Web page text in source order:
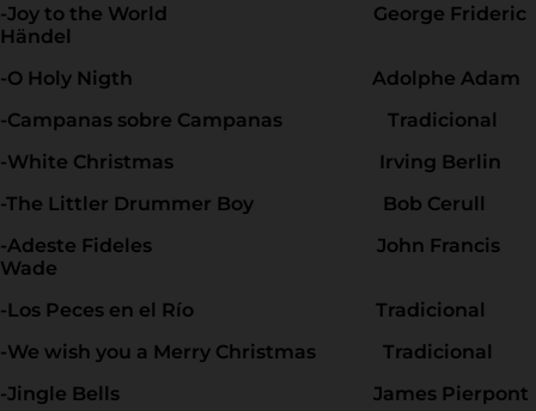
-Joy to the World George Frideric
Händel
-O Holy Nigth Adolphe Adam
-Campanas sobre Campanas Tradicional
-White Christmas Irving Berlin
-The Littler Drummer Boy Bob Cerull
-Adeste Fideles John Francis
Wade
-Los Peces en el Río Tradicional
-We wish you a Merry Christmas Tradicional
-Jingle Bells James Pierpont